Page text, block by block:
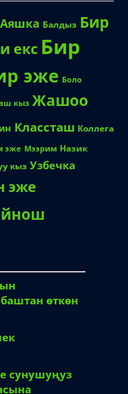
Аяшка Балдыз Бир
екс Бир
эже Боло
кыз Жашоо
Классташ Коллега
эже Мээрим Назик
кыз Узбечка
эже
өткөн
сунушуңуз